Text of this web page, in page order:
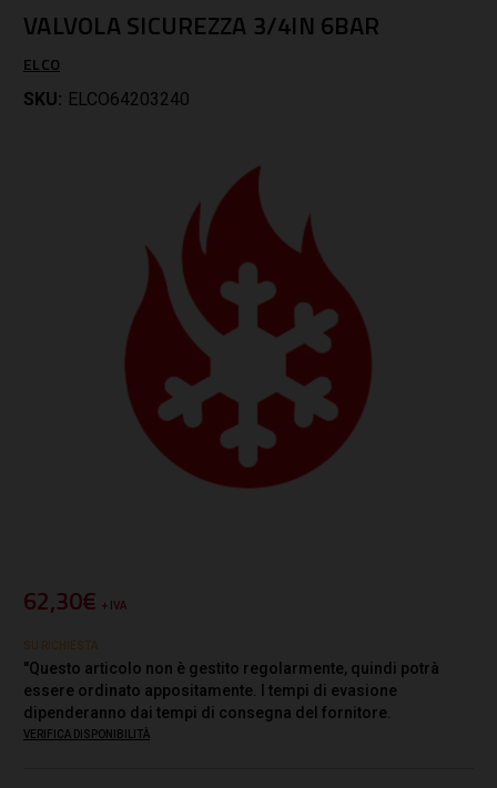
VALVOLA SICUREZZA 3/4IN 6BAR
ELCO
SKU: ELCO64203240
62,30€ + IVA
SU RICHIESTA
"Questo articolo non è gestito regolarmente, quindi potrà
essere ordinato appositamente. I tempi di evasione
dipenderanno dai tempi di consegna del fornitore.
VERIFICA DISPONIBILITÀ